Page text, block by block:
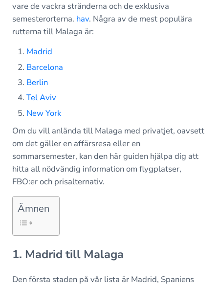
vare de vackra stränderna och de exklusiva
semesterorterna. hav. Några av de mest populära
rutterna till Malaga är:
Madrid
Barcelona
Berlin
Tel Aviv
New York
Om du vill anlända till Malaga med privatjet, oavsett
om det gäller en affärsresa eller en
sommarsemester, kan den här guiden hjälpa dig att
hitta all nödvändig information om flygplatser,
FBO:er och prisalternativ.
Ämnen
1. Madrid till Malaga
Den första staden på vår lista är Madrid, Spaniens